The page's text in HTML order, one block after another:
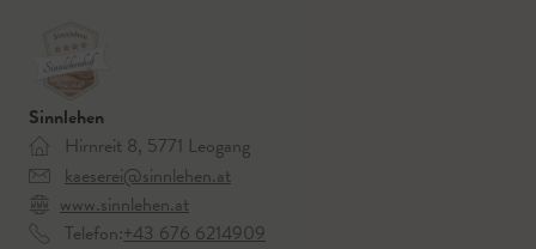
Sinnlehen
Hirnreit 8, 5771 Leogang
kaeserei@sinnlehen.at
www.sinnlehen.at
Telefon:+43 676 6214909